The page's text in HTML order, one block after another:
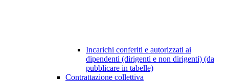
Incarichi conferiti e autorizzati ai
dipendenti (dirigenti e non dirigenti) (da
pubblicare in tabelle)
Contrattazione collettiva